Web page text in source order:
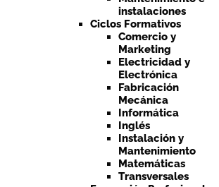
instalaciones
Ciclos Formativos
Comercio y
Marketing
Electricidad y
Electrónica
Fabricación
Mecánica
Informática
Inglés
Instalación y
Mantenimiento
Matemáticas
Transversales